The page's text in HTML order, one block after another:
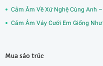
Cảm Âm Về Xứ Nghệ Cùng Anh
Cảm Âm Váy Cưới Em Giống
Mua sáo trúc